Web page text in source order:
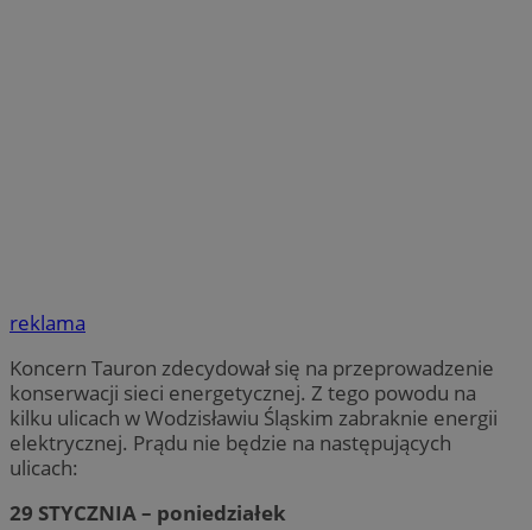
reklama
Koncern Tauron zdecydował się na przeprowadzenie
konserwacji sieci energetycznej. Z tego powodu na
kilku ulicach w Wodzisławiu Śląskim zabraknie energii
elektrycznej. Prądu nie będzie na następujących
ulicach:
29 STYCZNIA – poniedziałek